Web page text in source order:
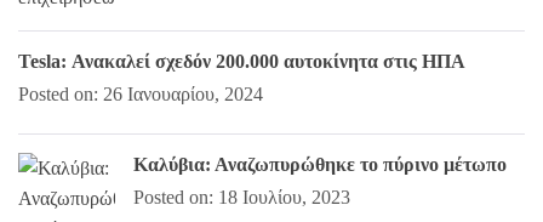
Tesla: Ανακαλεί σχεδόν 200.000 αυτοκίνητα στις ΗΠΑ
Posted on: 26 Ιανουαρίου, 2024
Καλύβια: Αναζωπυρώθηκε το πύρινο μέτωπο
Posted on: 18 Ιουλίου, 2023